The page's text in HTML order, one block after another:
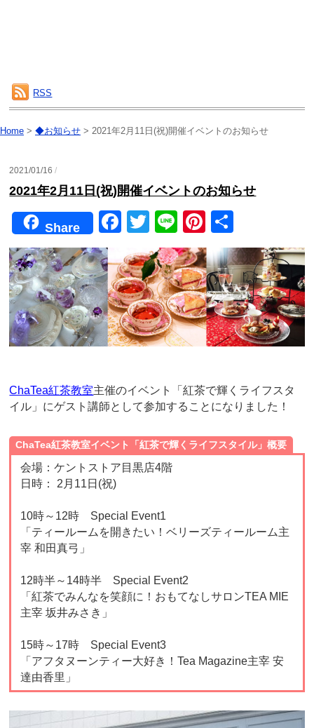
RSS
Home > ◆お知らせ > 2021年2月11日(祝)開催イベントのお知らせ
2021/01/16/
2021年2月11日(祝)開催イベントのお知らせ
Share
F
c
e
b
o
T
wi
tt
er
Li
n
e
Pi
nt
er
e
st
有
ChaTea紅茶教室主催のイベント「紅茶で輝くライフスタ
イル」にゲスト講師として参加することになりました！
ChaTea紅茶教室イベント「紅茶で輝くライフスタイル」概要
会場：ケントストア目黒店4階
日時： 2月11日(祝)
10時～12時 Special Event1
「ティールームを開きたい！ベリーズティールーム主
宰 和田真弓」
12時半～14時半 Special Event2
「紅茶でみんなを笑顔に！おもてなしサロンTEA MIE
主宰 坂井みさき」
15時～17時 Special Event3
「アフタヌーンティー大好き！Tea Magazine主宰 安
達由香里」